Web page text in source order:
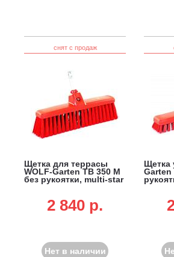
снят с продаж
Щетка для террасы
WOLF-Garten TB 350 M
без рукоятки, multi-star
2 840 p.
Нет в наличии
Щетка
Garten